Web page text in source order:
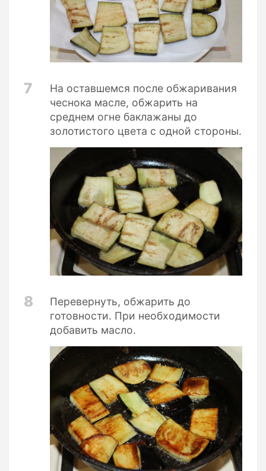
7
На оставшемся после обжаривания
чеснока масле, обжарить на
среднем огне баклажаны до
золотистого цвета с одной стороны.
8
Перевернуть, обжарить до
готовности. При необходимости
добавить масло.